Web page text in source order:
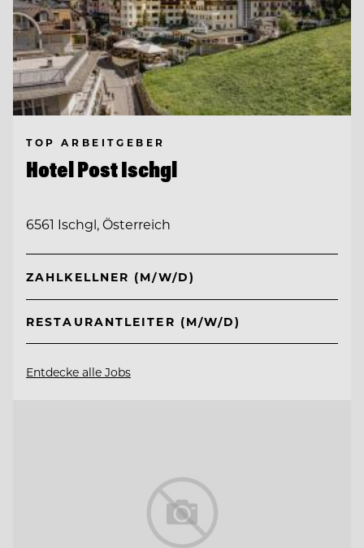
TOP ARBEITGEBER
Hotel Post Ischgl
6561 Ischgl, Österreich
ZAHLKELLNER (M/W/D)
RESTAURANTLEITER (M/W/D)
Entdecke alle Jobs